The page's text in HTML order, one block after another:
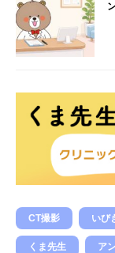
CT撮影 いび
くま先生 ア